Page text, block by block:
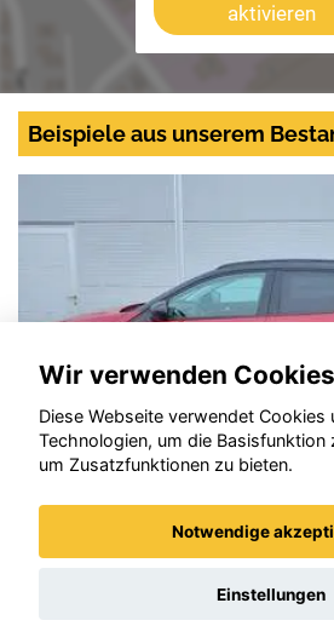
aktivieren
Beispiele aus unserem
Opel Grandland X
Wir verwenden Cookies
Diese Webseite verwendet Cookies
Technologien, um die Basisfunktion
um Zusatzfunktionen zu bieten.
Notwendige
Einstellungen